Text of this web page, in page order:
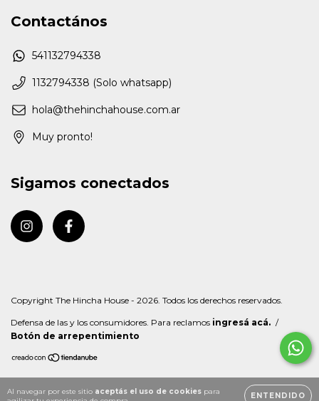
Al navegar por este sitio aceptás el uso de cookies para
ENTENDIDO
Contactános
541132794338
1132794338 (Solo whatsapp)
hola@thehinchahouse.com.ar
Muy pronto!
Sigamos conectados
Copyright The Hincha House - 2026. Todos los derechos reservados.
Defensa de las y los consumidores. Para reclamos ingresá acá. /
Botón de arrepentimiento